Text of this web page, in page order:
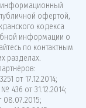
информационный
офертой,
кодекса
информации о
по контактным
разделах.
от 17.12.2014;
436 от 31.12.2014;